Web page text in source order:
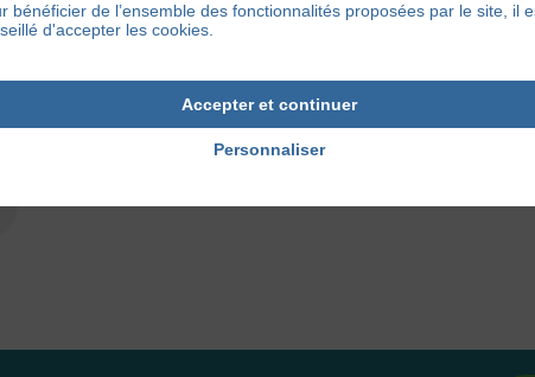
bénéficier de l’ensemble des fonctionnalités proposées par le site, il
d'accepter les cookies.
Accepter et continuer
Personnaliser